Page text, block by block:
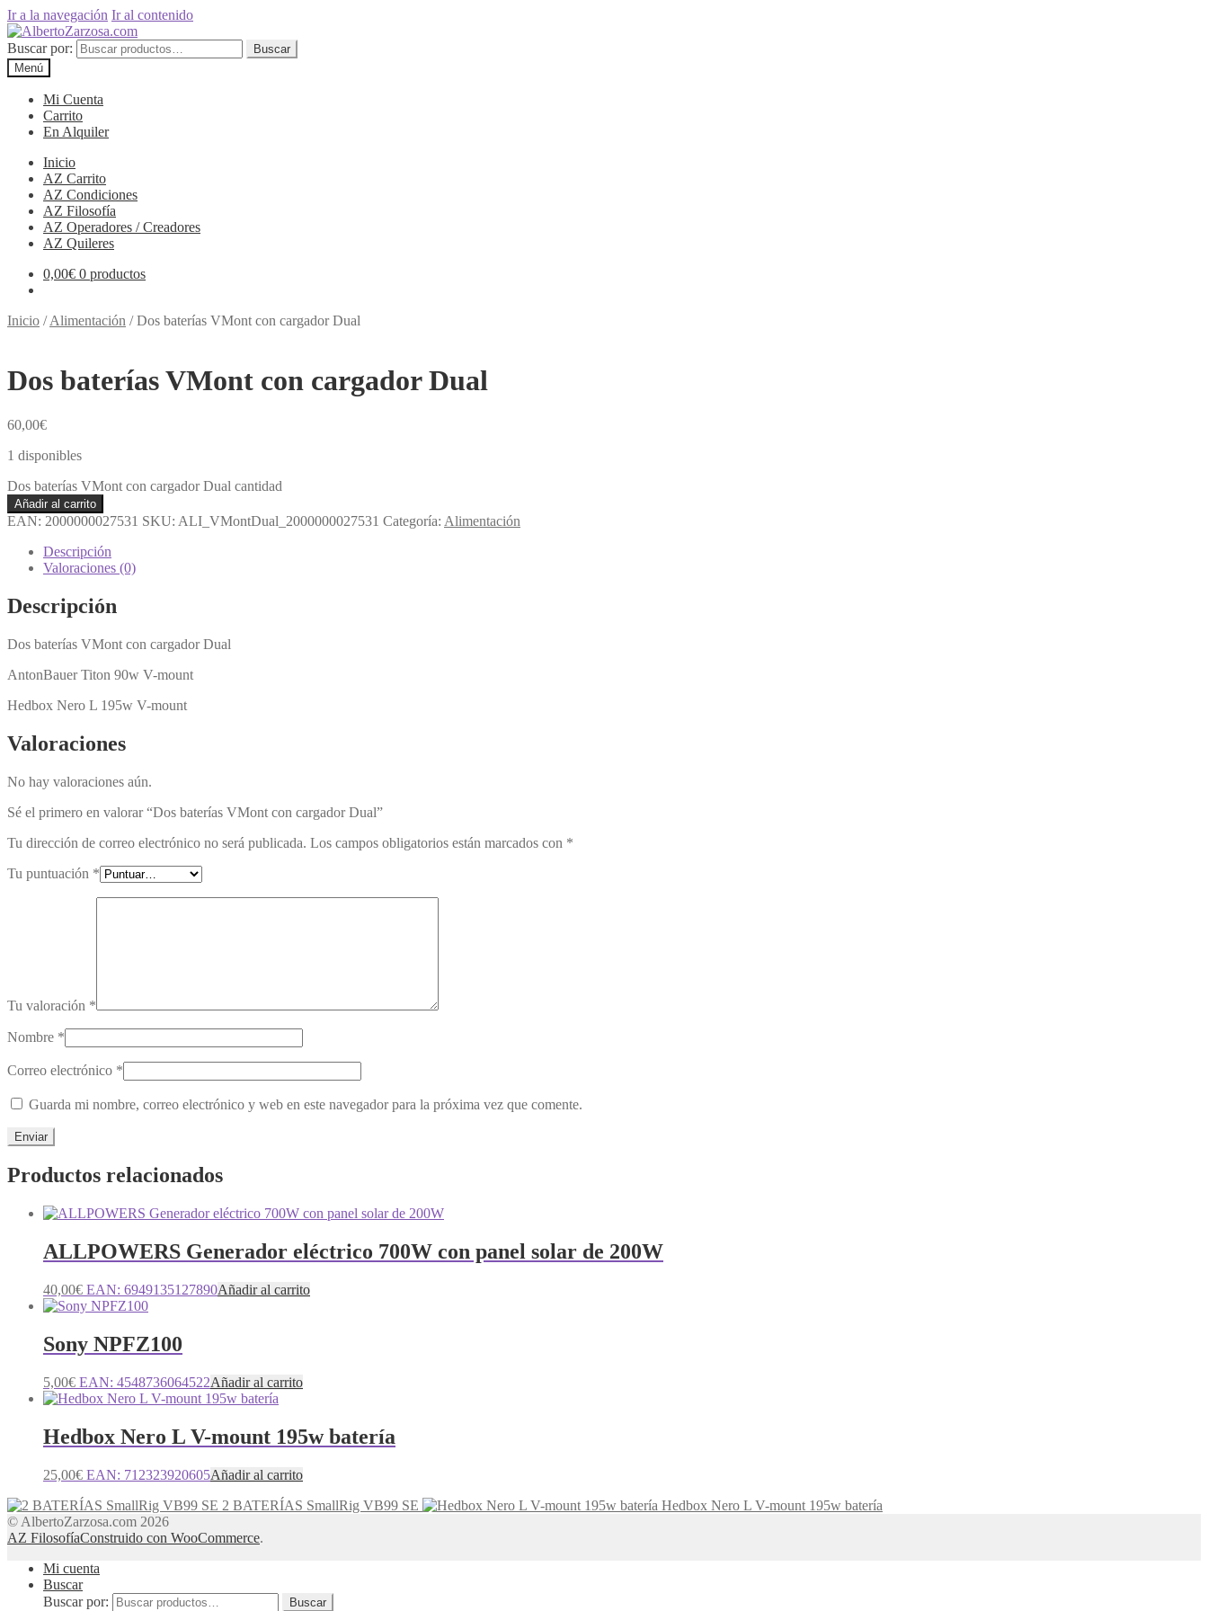
Ir a la navegación Ir al contenido
Buscar por:
Buscar
Menú
Mi Cuenta
Carrito
En Alquiler
Inicio
AZ Carrito
AZ Condiciones
AZ Filosofía
AZ Operadores / Creadores
AZ Quileres
0,00€ 0 productos
Inicio /Alimentación /Dos baterías VMont con cargador Dual
Dos baterías VMont con cargador Dual
60,00€
1 disponibles
Dos baterías VMont con cargador Dual cantidad
Añadir al carrito
EAN: 2000000027531 SKU: ALI_VMontDual_2000000027531 Categoría: Alimentación
Descripción
Valoraciones (0)
Descripción
Dos baterías VMont con cargador Dual
AntonBauer Titon 90w V-mount
Hedbox Nero L 195w V-mount
Valoraciones
No hay valoraciones aún.
Sé el primero en valorar “Dos baterías VMont con cargador Dual”
Tu dirección de correo electrónico no será publicada. Los campos obligatorios están marcados con *
Tu puntuación *
Tu valoración *
Nombre *
Correo electrónico *
Guarda mi nombre, correo electrónico y web en este navegador para la próxima vez que comente.
Productos relacionados
ALLPOWERS Generador eléctrico 700W con panel solar de 200W
40,00€ EAN: 6949135127890Añadir al carrito
Sony NPFZ100
5,00€ EAN: 4548736064522Añadir al carrito
Hedbox Nero L V-mount 195w batería
25,00€ EAN: 712323920605Añadir al carrito
2 BATERÍAS SmallRig VB99 SE
Hedbox Nero L V-mount 195w batería
© AlbertoZarzosa.com 2026
AZ FilosofíaConstruido con WooCommerce.
Mi cuenta
Buscar
Buscar por:
Buscar